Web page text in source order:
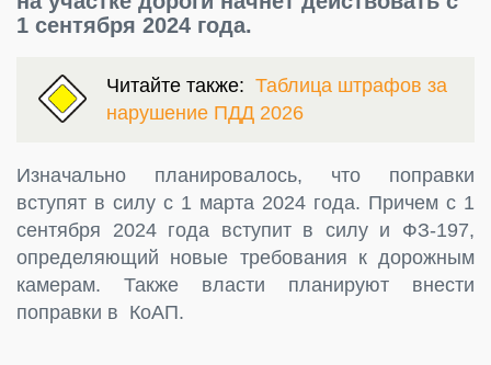
1 сентября 2024 года.
Читайте также: Таблица штрафов за
нарушение ПДД 2026
Изначально планировалось, что поправки
вступят в силу с 1 марта 2024 года. Причем с 1
сентября 2024 года вступит в силу и ФЗ-197,
определяющий новые требования к дорожным
камерам. Также власти планируют внести
поправки в КоАП.